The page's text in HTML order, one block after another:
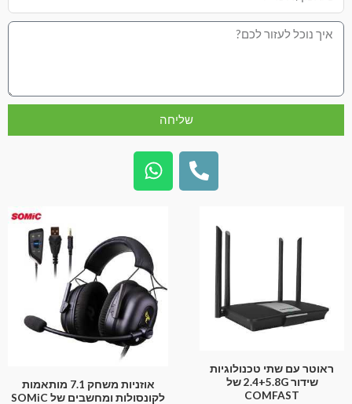
שליחה
ראוטר עם שתי טכנולוגיות
שידור 2.4+5.8G של
COMFAST
אוזניות משחק 7.1 מותאמות
לקונסולות ומחשבים של SOMiC